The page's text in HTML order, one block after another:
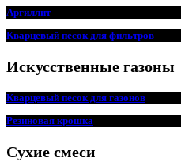
Аргиллит
Кварцевый песок для фильтров
Искусственные газоны
Кварцевый песок для газонов
Резиновая крошка
Сухие смеси